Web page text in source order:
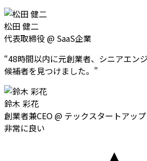
松田 健二
代表取締役 @ SaaS企業
“48時間以内に元創業者、シニアエン
候補者を見つけました。 ”
鈴木 彩花
創業者兼CEO@ テックスタートアップ
非常に良い